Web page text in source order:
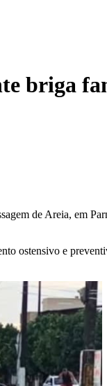
briga
de Areia, em
ostensivo e